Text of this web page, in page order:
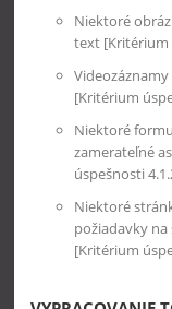
Niektoré
text [Kritérium
[Kritérium
Niektoré
zamerateľné
úspešnosti
Niektoré
požiadavky
[Kritérium